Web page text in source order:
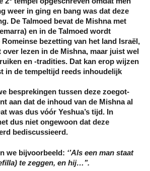
weer in ging en bang was dat deze
De Talmoed bevat de Mishna met
en in de Talmoed wordt
bezetting van het land Israël,
lezen in de Mishna, maar juist wel
en -tradities. Dat kan erop wijzen
in de tempeltijd reeds inhoudelijk
besprekingen tussen deze zoegot-
aan dat de inhoud van de Mishna al
was dus vóór Yeshua’s tijd. In
dus niet ongewoon dat deze
bediscussieerd.
we bijvoorbeeld: ‘’Als een man staat
te zeggen, en hij…’’.